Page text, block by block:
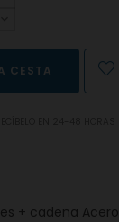
CESTA
+ cadena Acero